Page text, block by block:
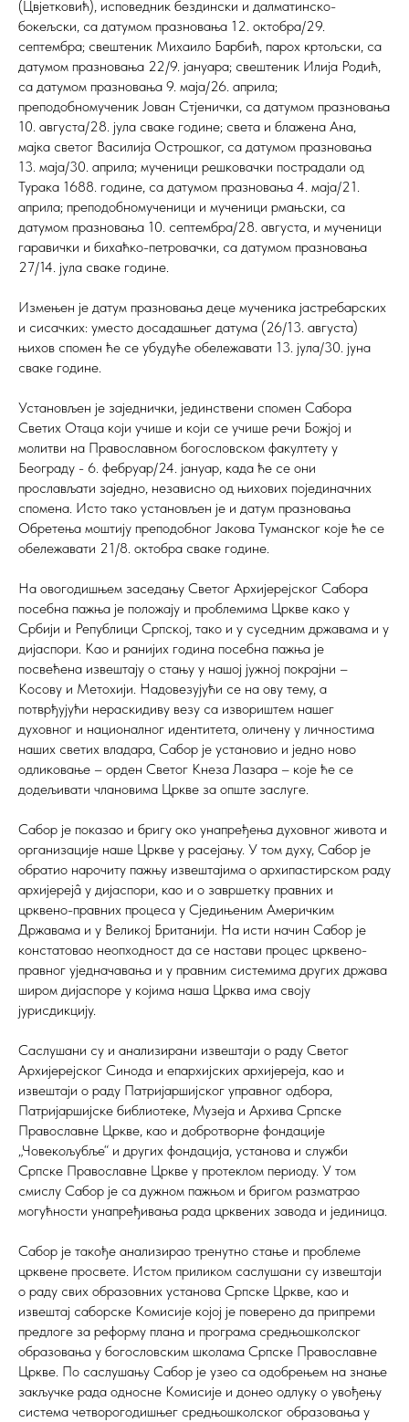
(Цвјетковић), исповедник бездински и далматинско-
бокељски, са датумом празновања 12. октобра/29.
септембра; свештеник Михаило Барбић, парох кртољски, са
датумом празновања 22/9. јануара; свештеник Илија Родић,
са датумом празновања 9. маја/26. априла;
преподобномученик Јован Стјенички, са датумом празновања
10. августа/28. јула сваке године; света и блажена Ана,
мајка светог Василија Острошког, са датумом празновања
13. маја/30. априла; мученици решковачки пострадали од
Турака 1688. године, са датумом празновања 4. маја/21.
априла; преподобномученици и мученици рмањски, са
датумом празновања 10. септембра/28. августа, и мученици
гаравички и бихаћко-петровачки, са датумом празновања
27/14. јула сваке године.
Измењен је датум празновања деце мученика јастрeбарских
и сисачких: уместо досадашњег датума (26/13. августа)
њихов спомен ће се убудуће обележавати 13. јула/30. јуна
сваке године.
Установљен је заједнички, јединствени спомен Сабора
Светих Отаца који учише и који се учише речи Божјој и
молитви на Православном богословском факултету у
Београду - 6. фебруар/24. јануар, када ће се они
прослављати заједно, независно од њихових појединачних
спомена. Исто тако установљен je и датум празновања
Обретења моштију преподобног Јакова Туманског које ће се
обележавати 21/8. октобра сваке године.
На овогодишњем заседању Светог Архијерејског Сабора
посебна пажња је положају и проблемима Цркве како у
Србији и Републици Српској, тако и у суседним државама и у
дијаспори. Као и ранијих година посебна пажња је
посвећена извештају о стању у нашој јужној покрајни –
Косову и Метохији. Надовезујући се на ову тему, а
потврђујући нераскидиву везу са извориштем нашег
духовног и националног идентитета, оличену у личностима
наших светих владара, Сабор је установио и једно ново
одликовање – орден Светог Кнеза Лазара – које ће се
додељивати члановима Цркве за опште заслуге.
Сабор је показао и бригу око унапређења духовног живота и
организације наше Цркве у расејању. У том духу, Сабор је
обратио нарочиту пажњу извештајима о архипастирском раду
архијерејâ у дијаспори, као и о завршетку правних и
црквено-правних процеса у Сједињеним Америчким
Државама и у Великој Британији. На исти начин Сабор је
констатовао неопходност да се настави процес црквено-
правног уједначавања и у правним системима других држава
широм дијаспоре у којима наша Црква има своју
јурисдикцију.
Саслушани су и анализирани извештаји о раду Светог
Архијерејског Синода и епархијских архијереја, као и
извештаји о раду Патријаршијског управног одбора,
Патријаршијске библиотеке, Музеја и Архива Српске
Православне Цркве, као и добротворне фондације
„Човекољубље“ и других фондација, установа и служби
Српске Православне Цркве у протеклом периоду. У том
смислу Сабор је са дужном пажњом и бригом разматрао
могућности унапређивања рада црквених завода и јединица.
Сабор је такође анализирао тренутно стање и проблеме
црквене просвете. Истом приликом саслушани су извештаји
о раду свих образовних установа Српске Цркве, као и
извештај саборске Комисије којој је поверено да припреми
предлоге за реформу плана и програма средњошколског
образовања у богословским школама Српске Православне
Цркве. По саслушању Сабор је узео са одобрењем на знање
закључке рада односне Комисије и донео одлуку о увођењу
система четворогодишњег средњошколског образовања у